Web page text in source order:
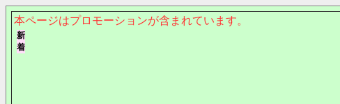
本ページはプロモーションが含まれています。